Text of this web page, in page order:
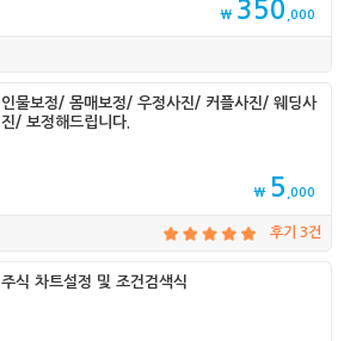
₩ 350 ,000
인물보정/ 몸매보정/ 우정사진/ 커플사진/ 웨딩사
진/ 보정해드립니다.
₩ 5 ,000
후기 3건
주식 차트설정 및 조건검색식